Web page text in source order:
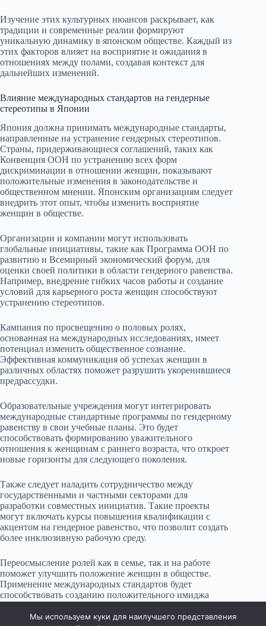
Изучение этих культурных нюансов раскрывает, как
традиции и современные реалии формируют
уникальную динамику в японском обществе. Каждый из
этих факторов влияет на восприятие и ожидания в
отношениях между полами, создавая контекст для
дальнейших изменений.
Влияние международных стандартов на гендерные
стереотипы в Японии
Япония должна принимать международные стандарты,
направленные на устранение гендерных стереотипов.
Страны, придерживающиеся соглашений, таких как
Конвенция ООН по устранению всех форм
дискриминации в отношении женщин, показывают
положительные изменения в законодательстве и
общественном мнении. Японским организациям следует
внедрить этот опыт, чтобы изменить восприятие
женщин в обществе.
Организации и компании могут использовать
глобальные инициативы, такие как Программа ООН по
развитию и Всемирный экономический форум, для
оценки своей политики в области гендерного равенства.
Например, внедрение гибких часов работы и создание
условий для карьерного роста женщин способствуют
устранению стереотипов.
Кампания по просвещению о половых ролях,
основанная на международных исследованиях, имеет
потенциал изменить общественное сознание.
Эффективная коммуникация об успехах женщин в
различных областях поможет разрушить укоренившиеся
предрассудки.
Образовательные учреждения могут интегрировать
международные стандартные программы по гендерному
равенству в свои учебные планы. Это будет
способствовать формированию уважительного
отношения к женщинам с раннего возраста, что откроет
новые горизонты для следующего поколения.
Также следует наладить сотрудничество между
государственными и частными секторами для
разработки совместных инициатив. Такие проекты
могут включать курсы повышения квалификации с
акцентом на гендерное равенство, что позволит создать
более инклюзивную рабочую среду.
Переосмысление ролей как в семье, так и на работе
поможет улучшить положение женщин в обществе.
Применение международных стандартов будет
способствовать созданию положительного имиджа
возможности и права в обществе.
Мы используем куки для наилучшего представления